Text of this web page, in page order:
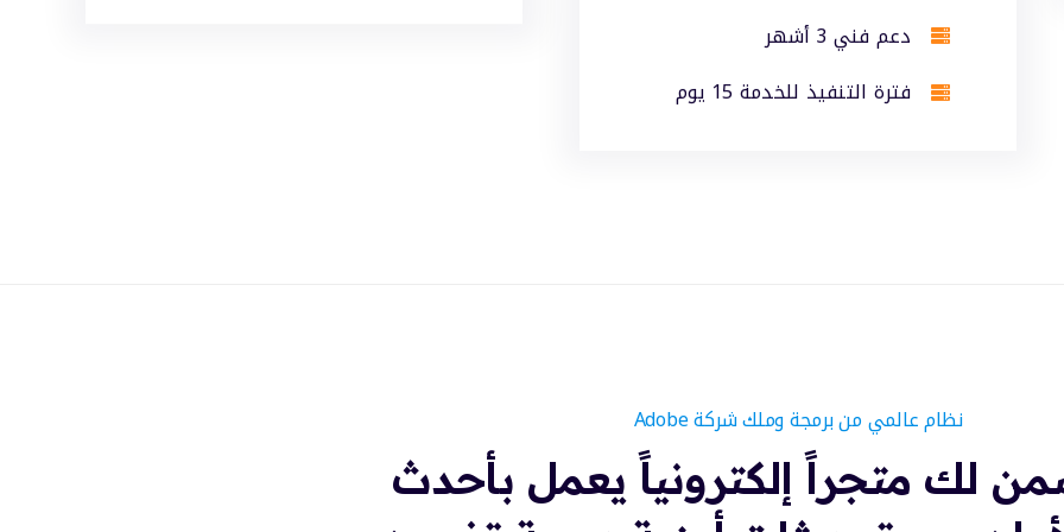
دعم فني 3 أشهر
فترة التنفيذ للخدمة 15 يوم
نظام عالمي من برمجة وملك شركة Adobe
لك متجراً إلكترونياً يعمل بأحدث